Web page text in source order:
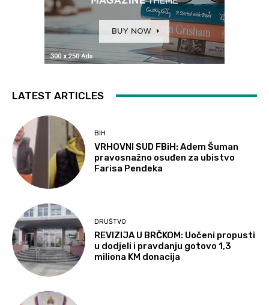
LATEST ARTICLES
BIH
VRHOVNI SUD FBiH: Adem Šuman
pravosnažno osuđen za ubistvo
Farisa Pendeka
DRUŠTVO
REVIZIJA U BRČKOM: Uočeni propusti
u dodjeli i pravdanju gotovo 1,3
miliona KM donacija